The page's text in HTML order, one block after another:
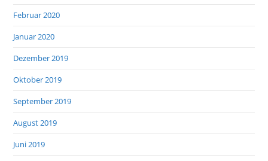
Februar 2020
Januar 2020
Dezember 2019
Oktober 2019
September 2019
August 2019
Juni 2019